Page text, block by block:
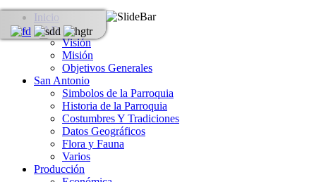
Inicio
GAD
Visión
Misión
Objetivos Generales
San Antonio
Simbolos de la Parroquia
Historia de la Parroquia
Costumbres Y Tradiciones
Datos Geográficos
Flora y Fauna
Varios
Producción